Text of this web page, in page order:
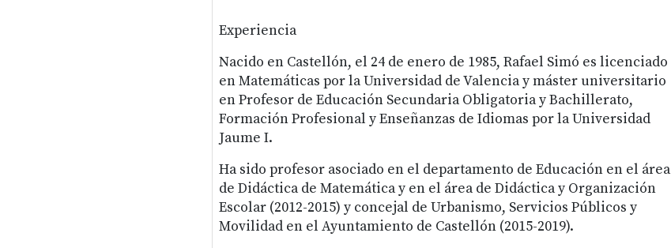
Experiencia
Nacido en Castellón, el 24 de enero de 1985, Rafael Simó es licenciado
en Matemáticas por la Universidad de Valencia y máster universitario
en Profesor de Educación Secundaria Obligatoria y Bachillerato,
Formación Profesional y Enseñanzas de Idiomas por la Universidad
Jaume I.
Ha sido profesor asociado en el departamento de Educación en el área
de Didáctica de Matemática y en el área de Didáctica y Organización
Escolar (2012-2015) y concejal de Urbanismo, Servicios Públicos y
Movilidad en el Ayuntamiento de Castellón (2015-2019).